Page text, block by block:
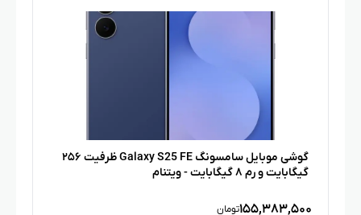
گوشی موبایل سامسونگ Galaxy S25 FE ظرفیت ۲۵۶
گیگابایت و رم ۸ گیگابایت - ویتنام
۱۵۵,۳۸۳,۵۰۰تومان